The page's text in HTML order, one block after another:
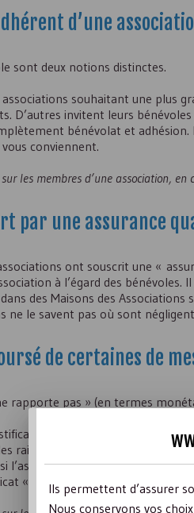
d’une
sont deux notions distinctes.
souhaitant une plus
D’autres invitent leurs
bénévolat et adhésion.
conviennent.
les membres d’une association,
par une assurance
ont souscrit une «
à l’égard des
des Maisons des
ne le savent pas où sont
de certaines de
rapporte pas » (en termes
sont remboursables,
raisons budgétaires proposent
l’association est reconnue
« pour dons aux œuvres », qui
Ils permettent d’assurer
Nous conservons vos